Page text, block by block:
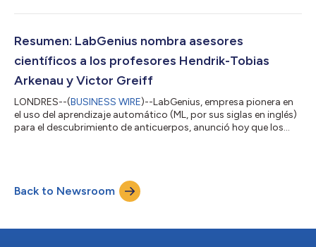
generación para tumores sólidos, ha anunciado hoy que
Congress 2025, que se celebrará del 10 al 12 de diciembre de
Resumen: LabGenius nombra asesores
científicos a los profesores Hendrik-Tobias
Arkenau y Victor Greiff
LONDRES--(BUSINESS WIRE)--LabGenius, empresa pionera en
el uso del aprendizaje automático (ML, por sus siglas en inglés)
para el descubrimiento de anticuerpos, anunció hoy que los
el mundo académico y biotecnológico, desempeñarán un
papel importante en el avance de la plataforma de
descubrimiento de anticuerpos de LabGeni...
Back to Newsroom